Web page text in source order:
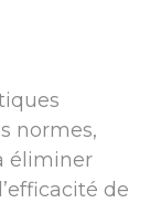
normes,
éliminer
de